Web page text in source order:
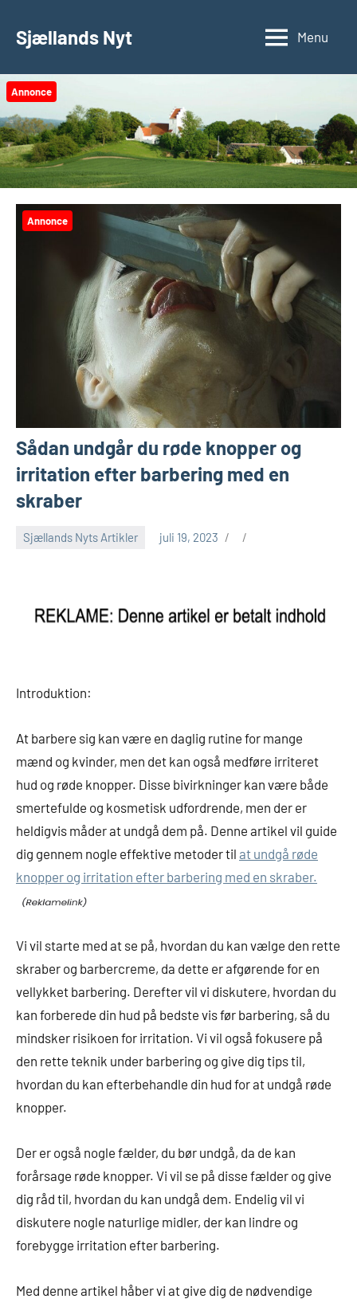
Sjællands Nyt Menu
Annonce
Annonce
Sådan undgår du røde knopper og
irritation efter barbering med en
skraber
Sjællands Nyts Artikler juli 19, 2023
Introduktion:
At barbere sig kan være en daglig rutine for mange
mænd og kvinder, men det kan også medføre irriteret
hud og røde knopper. Disse bivirkninger kan være både
smertefulde og kosmetisk udfordrende, men der er
heldigvis måder at undgå dem på. Denne artikel vil guide
dig gennem nogle effektive metoder til at undgå røde
knopper og irritation efter barbering med en skraber.
Vi vil starte med at se på, hvordan du kan vælge den rette
skraber og barbercreme, da dette er afgørende for en
vellykket barbering. Derefter vil vi diskutere, hvordan du
kan forberede din hud på bedste vis før barbering, så du
mindsker risikoen for irritation. Vi vil også fokusere på
den rette teknik under barbering og give dig tips til,
hvordan du kan efterbehandle din hud for at undgå røde
knopper.
Der er også nogle fælder, du bør undgå, da de kan
forårsage røde knopper. Vi vil se på disse fælder og give
dig råd til, hvordan du kan undgå dem. Endelig vil vi
diskutere nogle naturlige midler, der kan lindre og
forebygge irritation efter barbering.
Med denne artikel håber vi at give dig de nødvendige